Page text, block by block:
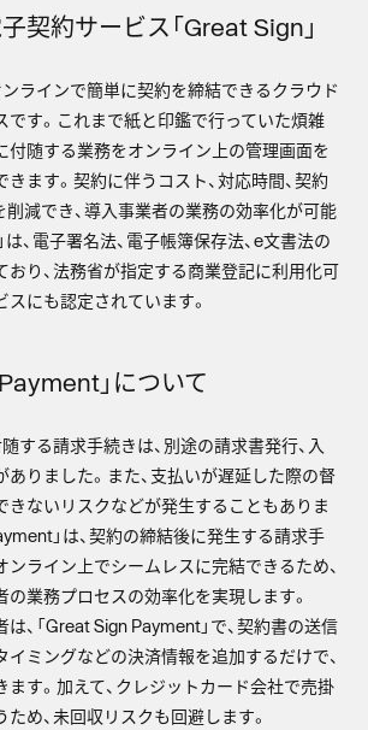
契約サービス「Great Sign」
ンラインで簡単に契約を締結できるクラウド
です。これまで紙と印鑑で行っていた煩雑
付随する業務をオンライン上の管理画面を
ます。契約に伴うコスト、対応時間、契約
減でき、導入事業者の業務の効率化が可能
は、電子署名法、電子帳簿保存法、e文書法の
おり、法務省が指定する商業登記に利用化可
にも認定されています。
」について
する請求手続きは、別途の請求書発行、入
りました。また、支払いが遅延した際の督
きないリスクなどが発生することもありま
」は、契約の締結後に発生する請求手
ライン上でシームレスに完結できるため、
の業務プロセスの効率化を実現します。
は、「Great Sign Payment」で、契約書の送信
イミングなどの決済情報を追加するだけで、
す。加えて、クレジットカード会社で売掛
め、未回収リスクも回避します。